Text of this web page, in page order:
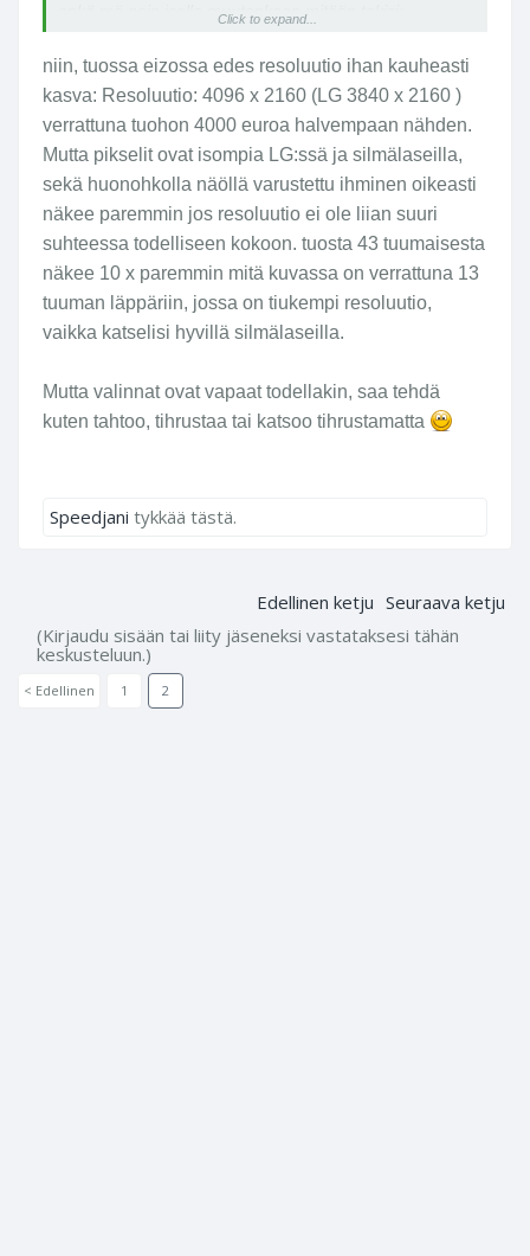
enkä mä noin isolla muutenkaan mitään tekisi:
Verkkokauppa.com
Click to expand...
niin, tuossa eizossa edes resoluutio ihan kauheasti
kasva: Resoluutio: 4096 x 2160 (LG 3840 x 2160 )
verrattuna tuohon 4000 euroa halvempaan nähden.
Mutta pikselit ovat isompia LG:ssä ja silmälaseilla,
sekä huonohkolla näöllä varustettu ihminen oikeasti
näkee paremmin jos resoluutio ei ole liian suuri
suhteessa todelliseen kokoon. tuosta 43 tuumaisesta
näkee 10 x paremmin mitä kuvassa on verrattuna 13
tuuman läppäriin, jossa on tiukempi resoluutio,
vaikka katselisi hyvillä silmälaseilla.
Mutta valinnat ovat vapaat todellakin, saa tehdä
kuten tahtoo, tihrustaa tai katsoo tihrustamatta
Speedjani tykkää tästä.
Edellinen ketju Seuraava ketju
(Kirjaudu sisään tai liity jäseneksi vastataksesi tähän
keskusteluun.)
< Edellinen 1 2